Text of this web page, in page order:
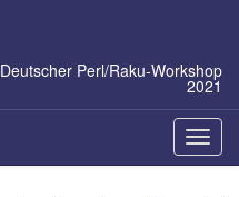
Deutscher Perl/Raku-Workshop
2021
ein-/